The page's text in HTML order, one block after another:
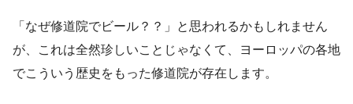
「なぜ修道院でビール？？」と思われるかもしれません
が、これは全然珍しいことじゃなくて、ヨーロッパの各地
でこういう歴史をもった修道院が存在します。